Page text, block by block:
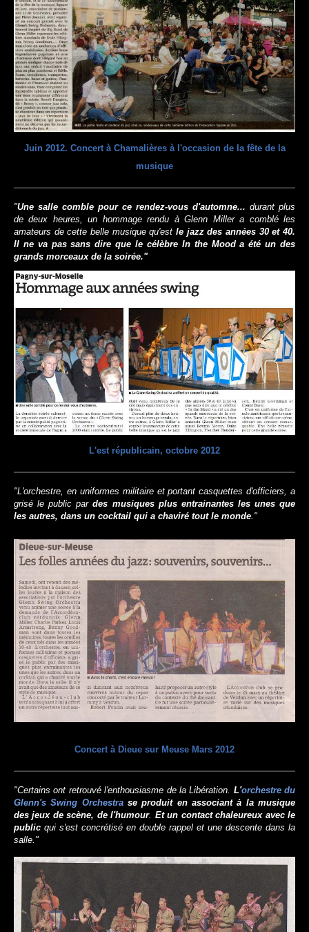
Juin 2012. Concert à Chamalières à l'occasion de la fête de la
musique
"Une salle comble pour ce rendez-vous d'automne... durant plus
de deux heures, un hommage rendu à Glenn Miller a comblé les
amateurs de cette belle musique qu'est le jazz des années 30 et 40.
Il ne va pas sans dire que le célèbre In the Mood a été un des
grands morceaux de la soirée."
L'est républicain, octobre 2012
"L'orchestre, en uniformes militaire et portant casquettes d'officiers, a
grisé le public pardes musiques plus entrainantes les unes que
les autres, dans un cocktail qui a chaviré tout le monde ."
Concert à Dieue sur Meuse Mars 2012
"Certains ont retrouvé l'enthousiasme de la Libération. L'orchestre du
Glenn's Swing Orchestrase produit en associant à la musique
des jeux de scène, de l'humour. Et un contact chaleureux avec le
public qui s'est concrétisé en double rappel et une descente dans la
salle."